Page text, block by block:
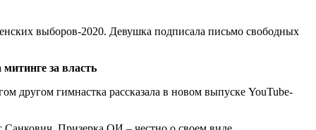
выборов-2020. Девушка подписала письмо свободных
за власть
другом гимнастка рассказала в новом выпуске YouTube-